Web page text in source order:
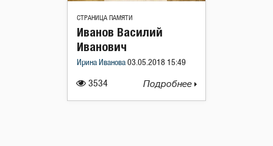
СТРАНИЦА ПАМЯТИ
3534
Иванов Василий
Иванович
Ирина Иванова 03.05.2018 15:49
Подробнее